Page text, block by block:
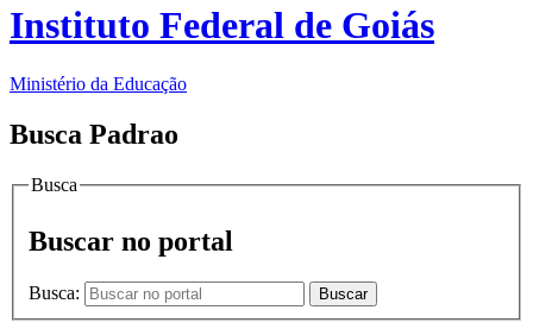
Instituto Federal de Goiás
Ministério da Educação
Busca Padrao
Busca
Buscar no portal
Busca: Buscar